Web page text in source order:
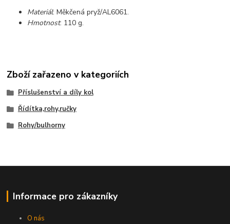
Materiál: Měkčená pryž/AL6061.
Hmotnost: 110 g.
Zboží zařazeno v kategoriích
Příslušenství a díly kol
Řídítka,rohy,ručky
Rohy/bulhorny
Informace pro zákazníky
O nás